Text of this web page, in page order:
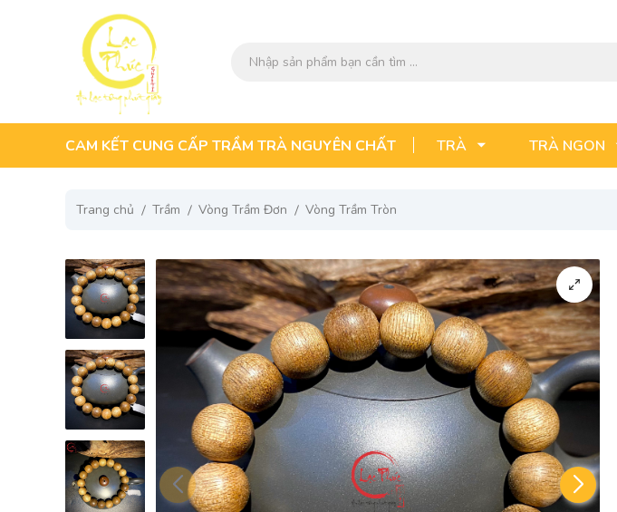
CAM KẾT CUNG CẤP TRẦM TRÀ NGUYÊN CHẤT TRÀ TRÀ NGON
Trang chủ Trầm Vòng Trầm Đơn Vòng Trầm Tròn